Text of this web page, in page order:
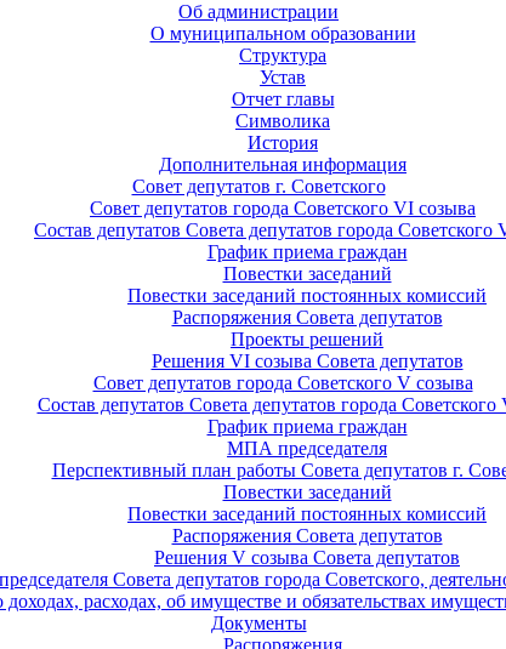
Об администрации
О муниципальном образовании
Структура
Устав
Отчет главы
Символика
История
Дополнительная информация
Совет депутатов г. Советского
Совет депутатов города Советского VI созыва
Состав депутатов Совета депутатов города Советского
График приема граждан
Повестки заседаний
Повестки заседаний постоянных комиссий
Распоряжения Совета депутатов
Проекты решений
Решения VI созыва Совета депутатов
Совет депутатов города Советского V созыва
Состав депутатов Совета депутатов города Советского
График приема граждан
МПА председателя
Перспективный план работы Совета депутатов г.
Повестки заседаний
Повестки заседаний постоянных комиссий
Распоряжения Совета депутатов
Решения V созыва Совета депутатов
Совета депутатов города Советского,
расходах, об имуществе и обязательствах
Документы